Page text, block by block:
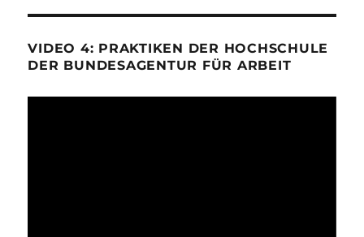
VIDEO 4: PRAKTIKEN DER HOCHSCHULE
DER BUNDESAGENTUR FÜR ARBEIT